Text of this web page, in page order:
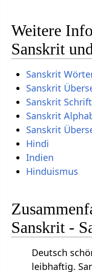
Weitere
Sanskrit
Sanskrit
Sanskrit
Sanskrit Schrift
Sanskrit
Sanskrit
Hindi
Indien
Hinduismus
Sanskrit -
Deutsch
leibhaftig.